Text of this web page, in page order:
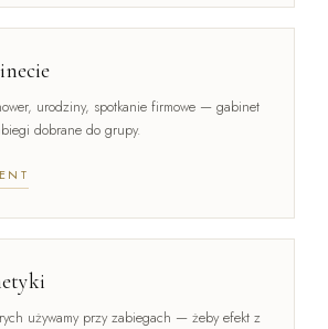
urodziny, spotkanie firmowe — gabinet
dobrane do grupy.
używamy przy zabiegach — żeby efekt z